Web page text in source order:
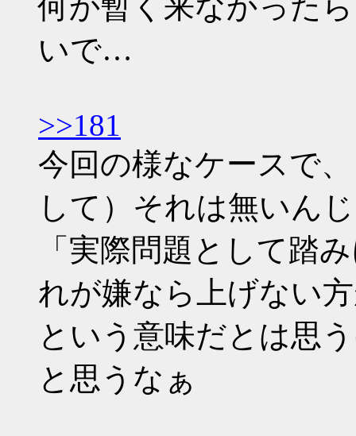
いで…
>>181
今回の様なケースで
して）それは無いん
「実際問題として踏
れが嫌なら上げない
という意味だとは思
と思うなぁ